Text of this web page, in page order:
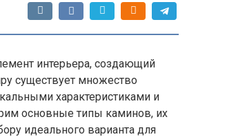
интерьера, создающий
существует множество
характеристиками и
основные типы каминов, их
идеального варианта для